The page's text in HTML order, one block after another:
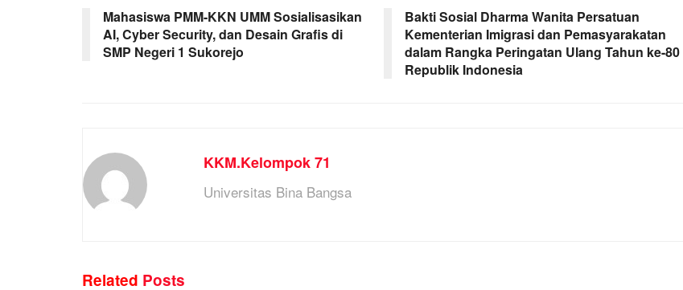
Mahasiswa PMM-KKN UMM Sosialisasikan
AI, Cyber Security, dan Desain Grafis di
SMP Negeri 1 Sukorejo
Bakti Sosial Dharma Wanita Persatuan
Kementerian Imigrasi dan Pemasyarakatan
dalam Rangka Peringatan Ulang Tahun ke-80
Republik Indonesia
KKM.Kelompok 71
Universitas Bina Bangsa
Related Posts